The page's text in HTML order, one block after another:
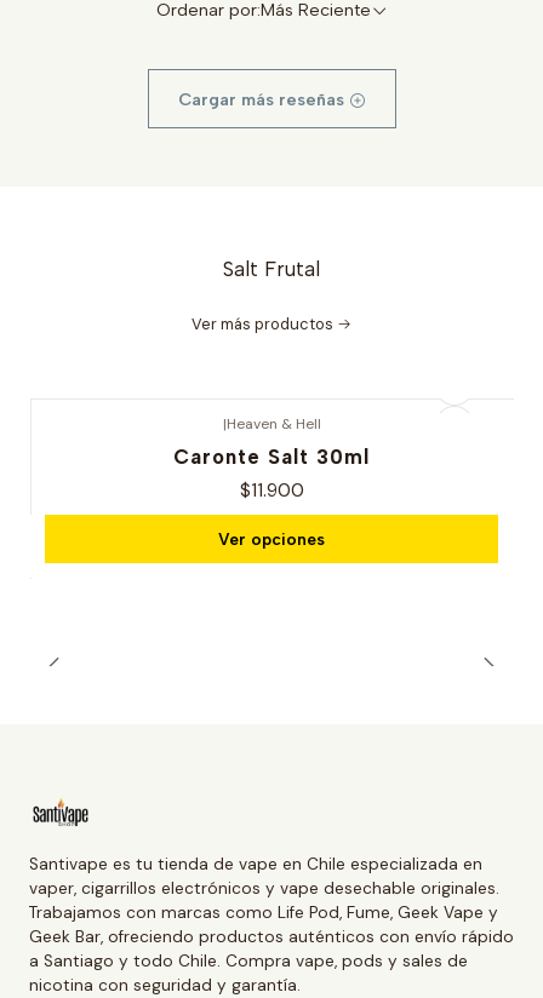
Ordenar por:Más Reciente
Cargar más reseñas
Salt Frutal
Ver más productos
|Heaven & Hell
Caronte Salt 30ml
$11.900
Ver opciones
Santivape es tu tienda de vape en Chile especializada en
vaper, cigarrillos electrónicos y vape desechable originales.
Trabajamos con marcas como Life Pod, Fume, Geek Vape y
Geek Bar, ofreciendo productos auténticos con envío rápido
a Santiago y todo Chile. Compra vape, pods y sales de
nicotina con seguridad y garantía.